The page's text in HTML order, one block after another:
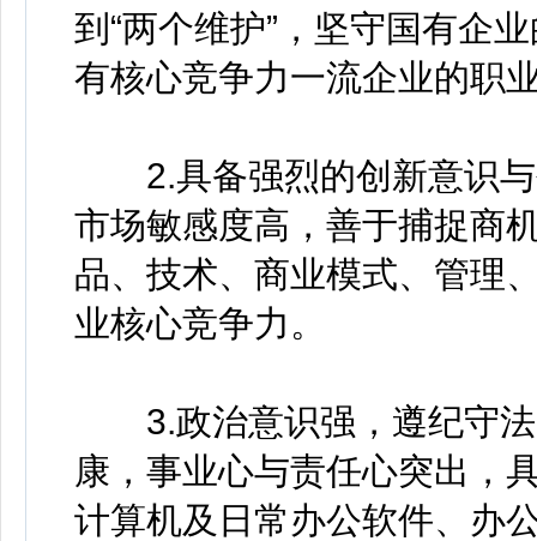
到“两个维护”，坚守国有企
有核心竞争力一流企业的职
2.具备强烈的创新意识与
市场敏感度高，善于捕捉商
品、技术、商业模式、管理
业核心竞争力。
3.政治意识强，遵纪守法
康，事业心与责任心突出，
计算机及日常办公软件、办